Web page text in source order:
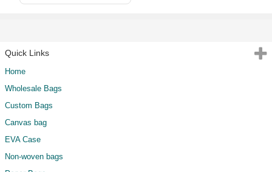
Quick Links
Home
Wholesale Bags
Custom Bags
Canvas bag
EVA Case
Non-woven bags